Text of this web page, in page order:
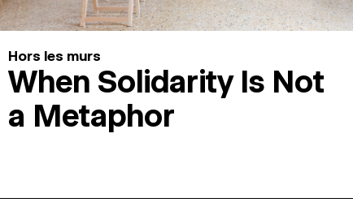
Hors les murs
When Solidarity Is Not
a Metaphor